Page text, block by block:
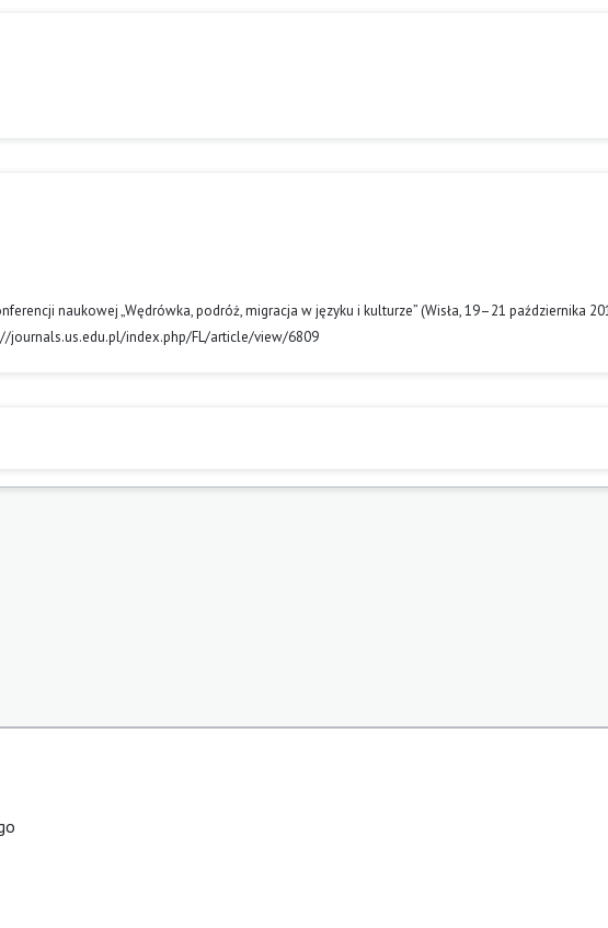
naukowej „Wędrówka, podróż, migracja w języku i kulturze” (Wisła, 19–21 października
journals.us.edu.pl/index.php/FL/article/view/6809